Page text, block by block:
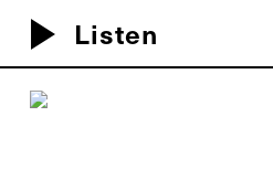
play_arrow Listen